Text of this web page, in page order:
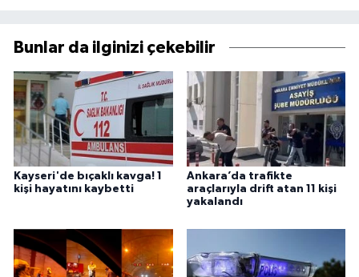
Bunlar da ilginizi çekebilir
Kayseri'de bıçaklı kavga! 1
kişi hayatını kaybetti
Ankara’da trafikte
araçlarıyla drift atan 11 kişi
yakalandı